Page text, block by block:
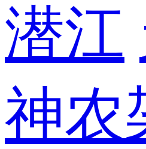
潜江
神农